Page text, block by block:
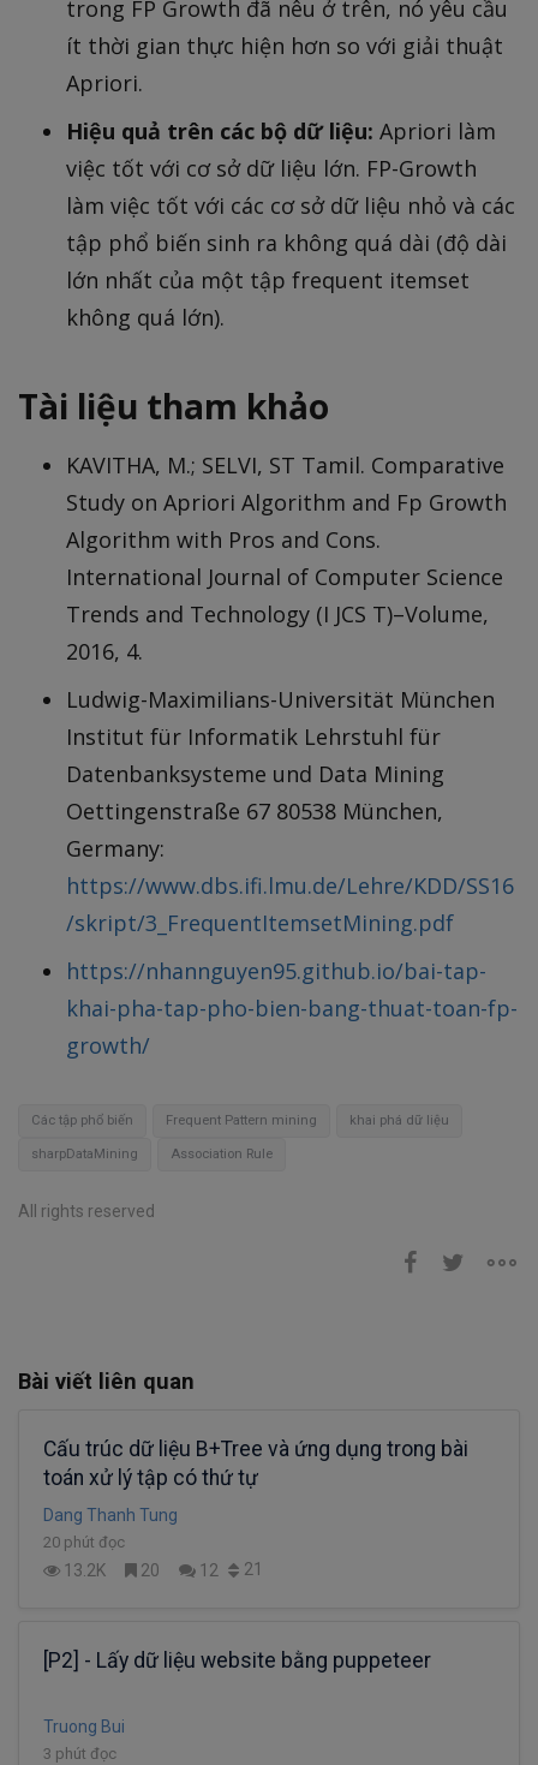
trong FP Growth đã nêu ở trên, nó yêu cầu
ít thời gian thực hiện hơn so với giải thuật
Apriori.
Hiệu quả trên các bộ dữ liệu: Apriori làm
việc tốt với cơ sở dữ liệu lớn. FP-Growth
làm việc tốt với các cơ sở dữ liệu nhỏ và các
tập phổ biến sinh ra không quá dài (độ dài
lớn nhất của một tập frequent itemset
không quá lớn).
Tài liệu tham khảo
KAVITHA, M.; SELVI, ST Tamil. Comparative
Study on Apriori Algorithm and Fp Growth
Algorithm with Pros and Cons.
International Journal of Computer Science
Trends and Technology (I JCS T)–Volume,
2016, 4.
Ludwig-Maximilians-Universität München
Institut für Informatik Lehrstuhl für
Datenbanksysteme und Data Mining
Oettingenstraße 67 80538 München,
Germany:
https://www.dbs.ifi.lmu.de/Lehre/KDD/SS16
/skript/3_FrequentItemsetMining.pdf
https://nhannguyen95.github.io/bai-tap-
khai-pha-tap-pho-bien-bang-thuat-toan-fp-
growth/
Các tập phổ biến Frequent Pattern mining khai phá dữ liệu
sharpDataMining Association Rule
All rights reserved
Bài viết liên quan
Cấu trúc dữ liệu B+Tree và ứng dụng trong bài
toán xử lý tập có thứ tự
Dang Thanh Tung
20 phút đọc
13.2K 20 12 21
[P2] - Lấy dữ liệu website bằng puppeteer
Truong Bui
3 phút đọc